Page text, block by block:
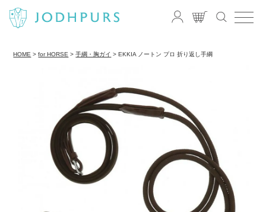
HOME for HORSE 手綱・胸ガイ EKKIA ノートン プロ 折り返し手綱